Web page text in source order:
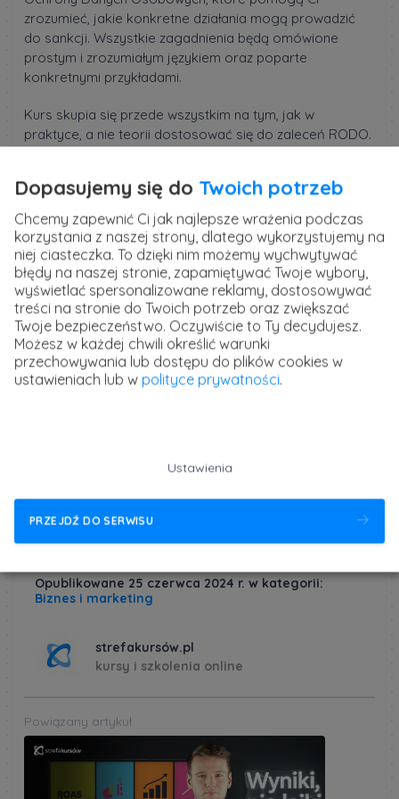
zrozumieć, jakie konkretne działania mogą prowadzić
do sankcji. Wszystkie zagadnienia będą omówione
prostym i zrozumiałym językiem oraz poparte
konkretnymi przykładami.
Kurs skupia się przede wszystkim na tym, jak w
praktyce, a nie teorii dostosować się do zaleceń RODO.
Szkolenie prowadziDonata Hermann
, ekspert do spraw
prawa rynku pracy z ponad 15 letnim doświadczeniem.
Autorka kursu na co dzień pomaga przedsiębiorcom
zrozumieć RODO i stosować się do jego zapisów.
Kurs RODO - ochrona danych osobowych w
praktyce
Zabezpiecz firmę przed naruszeniami przepisów RODO i
śpij spokojnie. Dowiedz się, jak w praktyce zadbać o
Opublikowane 25 czerwca 2024 r. w kategorii:
Biznes i marketing
strefakursów.pl
kursy i szkolenia online
Powiązany artykuł
Dopasujemy się do Twoich potrzeb
Chcemy zapewnić Ci jak najlepsze wrażenia podczas
korzystania z naszej strony, dlatego wykorzystujemy na
niej ciasteczka. To dzięki nim możemy wychwytywać
błędy na naszej stronie, zapamiętywać Twoje wybory,
wyświetlać spersonalizowane reklamy, dostosowywać
treści na stronie do Twoich potrzeb oraz zwiększać
Twoje bezpieczeństwo. Oczywiście to Ty decydujesz.
Możesz w każdej chwili określić warunki
przechowywania lub dostępu do plików cookies w
ustawieniach lub w polityce prywatności.
Ustawienia
PRZEJDŹ DO SERWISU